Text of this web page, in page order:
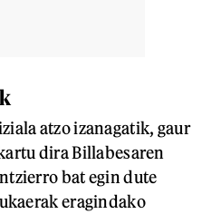
atzo izanagatik, gaur
dira Billabesaren
bat egin dute
eragindako